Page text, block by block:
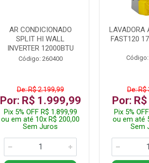
AR CONDICIONADO
SPLIT HI WALL
INVERTER 12000BTU
Código: 260400
De: R$ 2.199,99
Por: R$ 1.999,99
Pix 5% OFF R$ 1.899,99
ou em até 10x R$ 200,00
Sem Juros
LAVADORA
FAST120
De: R$
Por:
Pix 5%
ou em até
Sem